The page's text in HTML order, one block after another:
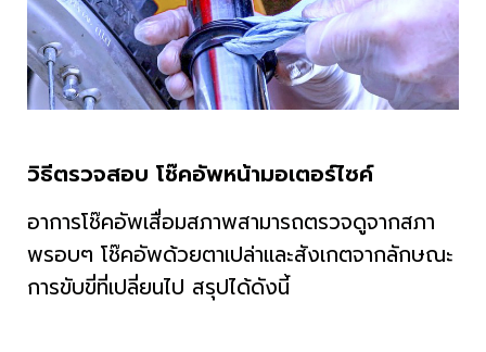
วิธีตรวจสอบ โช๊คอัพหน้ามอเตอร์ไซค์
อาการโช๊คอัพเสื่อมสภาพสามารถตรวจดูจากสภา
พรอบๆ โช๊คอัพด้วยตาเปล่าและสังเกตจากลักษณะ
การขับขี่ที่เปลี่ยนไป สรุปได้ดังนี้